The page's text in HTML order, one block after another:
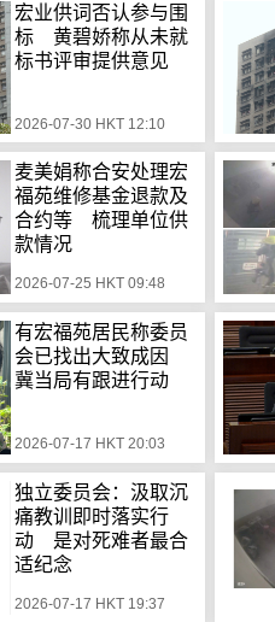
宏业供词否认参与围
标 黄碧娇称从未就
标书评审提供意见
2026-07-30 HKT 12:10
麦美娟称合安处理宏
福苑维修基金退款及
合约等 梳理单位供
款情况
2026-07-25 HKT 09:48
有宏福苑居民称委员
会已找出大致成因
冀当局有跟进行动
2026-07-17 HKT 20:03
独立委员会：汲取沉
痛教训即时落实行
动 是对死难者最合
适纪念
2026-07-17 HKT 19:37